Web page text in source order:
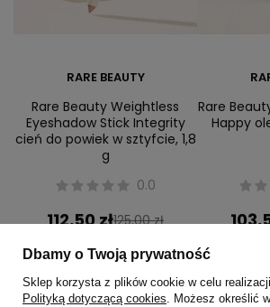
RARE BEAUTY
Rare Beauty Weightless
Eyeshadow Stick Integrity
cień do powiek w sztyfcie, 1,8
g
0.0
112,50 zł125,00 zł
Najniższa cena:
- +
Rare
Happy
-
Dbamy o Twoją prywatność
Sklep korzysta z plików cookie w celu
Polityką dotyczącą cookies. Możesz określić